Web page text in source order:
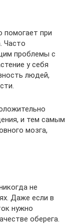
помогает при
Часто
проблемы с
у себя
людей,
и тем самым
мозга,
не
Даже если в
нужно
оберега.